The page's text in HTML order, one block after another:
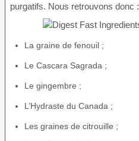
purgatifs. Nous retrouvons donc :
La graine de fenouil ;
Le Cascara Sagrada ;
Le gingembre ;
L’Hydraste du Canada ;
Les graines de citrouille ;